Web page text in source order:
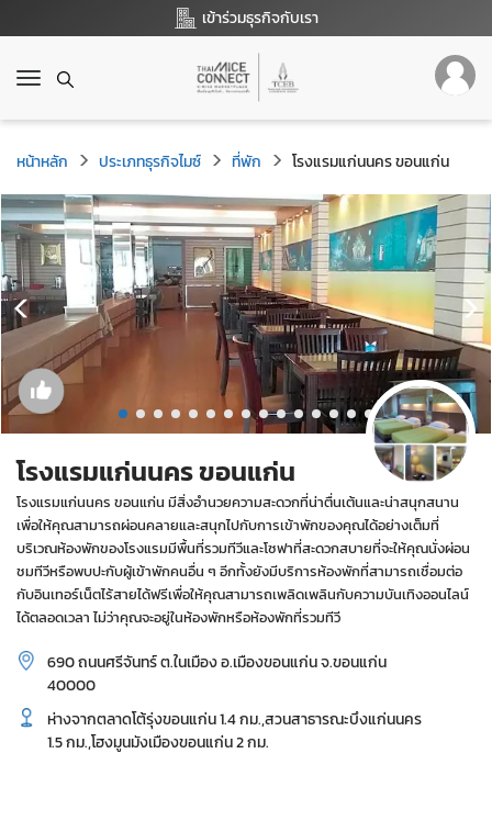
เข้าร่วมธุรกิจกับเรา
T
g
g
l
e
n
a
v
i
g
i
o
หน้าหลัก ประเภทธุรกิจไมซ์ ที่พัก โรงแรมแก่นนคร ขอนแก่น
โรงแรมแก่นนคร ขอนแก่น
โรงแรมแก่นนคร ขอนแก่น มีสิ่งอำนวยความสะดวกที่น่าตื่นเต้นและน่าสนุกสนาน
เพื่อให้คุณสามารถผ่อนคลายและสนุกไปกับการเข้าพักของคุณได้อย่างเต็มที่
บริเวณห้องพักของโรงแรมมีพื้นที่รวมทีวีและโซฟาที่สะดวกสบายที่จะให้คุณนั่งผ่อน
ชมทีวีหรือพบปะกับผู้เข้าพักคนอื่น ๆ อีกทั้งยังมีบริการห้องพักที่สามารถเชื่อมต่อ
กับอินเทอร์เน็ตไร้สายได้ฟรีเพื่อให้คุณสามารถเพลิดเพลินกับความบันเทิงออนไลน์
ได้ตลอดเวลา ไม่ว่าคุณจะอยู่ในห้องพักหรือห้องพักที่รวมทีวี
690 ถนนศรีจันทร์ ต.ในเมือง อ.เมืองขอนแก่น จ.ขอนแก่น
40000
ห่างจากตลาดโต้รุ่งขอนแก่น 1.4 กม.,สวนสาธารณะบึงแก่นนคร
1.5 กม.,โฮงมูนมังเมืองขอนแก่น 2 กม.